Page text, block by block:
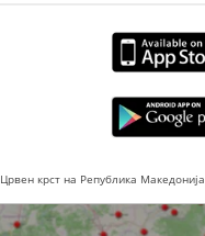
Црвен крст на Република Македонија